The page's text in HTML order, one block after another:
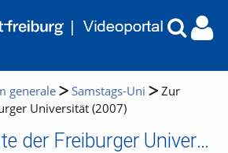
generale Samstags-Uni
Zur
Universität (2007)
Zur Geschichte der Freiburger Universität (2007)